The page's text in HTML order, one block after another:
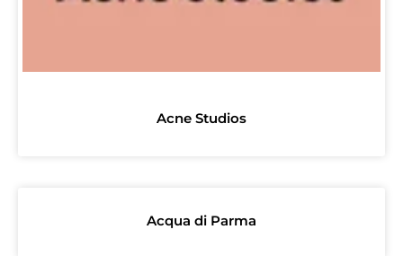
Acne Studios
Acqua di Parma